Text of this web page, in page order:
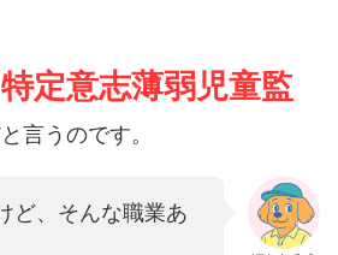
特定意志薄弱児童監
言うのです。
ど、そんな職業あ